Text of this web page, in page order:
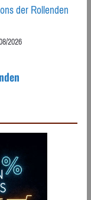
der Rollenden
2026